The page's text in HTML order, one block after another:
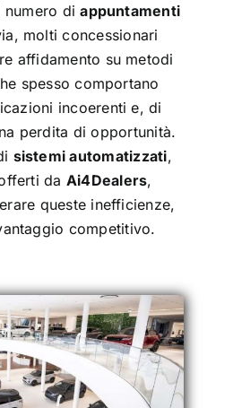
numero diappuntamenti
molti concessionari
affidamento su metodi
spesso comportano
incoerenti e, di
perdita di opportunità.
sistemi automatizzati,
da Ai4Dealers,
queste inefficienze,
competitivo.